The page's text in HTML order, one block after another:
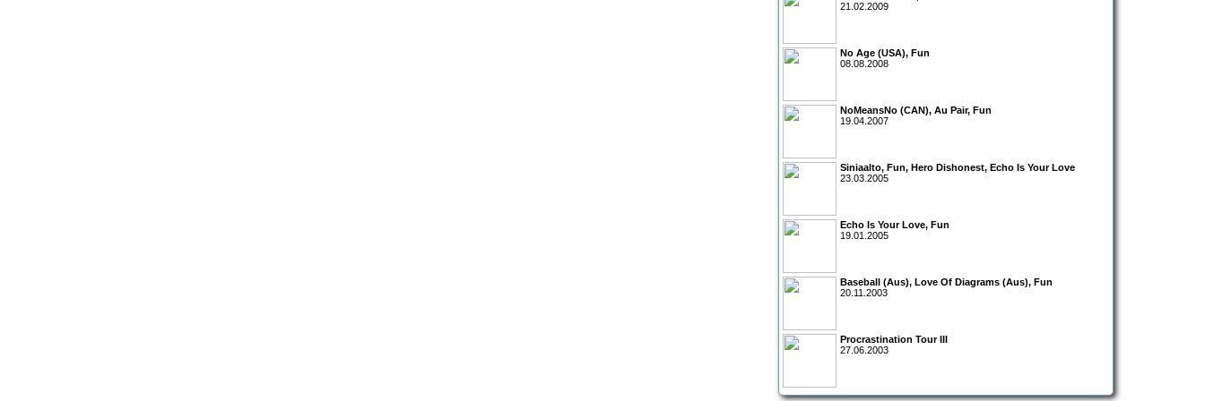
21.02.2009
No Age (USA), Fun
08.08.2008
NoMeansNo (CAN), Au Pair, Fun
19.04.2007
Siniaalto, Fun, Hero Dishonest, Echo Is Your Love
23.03.2005
Echo Is Your Love, Fun
19.01.2005
Baseball (Aus), Love Of Diagrams (Aus), Fun
20.11.2003
Procrastination Tour III
27.06.2003